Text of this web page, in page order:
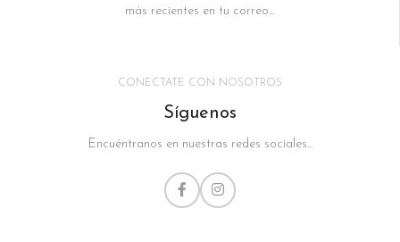
más recientes en tu correo...
CONECTATE CON NOSOTROS
Síguenos
Encuéntranos en nuestras redes sociales...